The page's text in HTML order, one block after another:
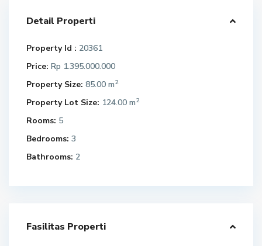
Detail Properti
Property Id : 20361
Price: Rp 1.395.000.000
Property Size: 85.00 m2
Property Lot Size: 124.00 m2
Rooms: 5
Bedrooms: 3
Bathrooms: 2
Fasilitas Properti